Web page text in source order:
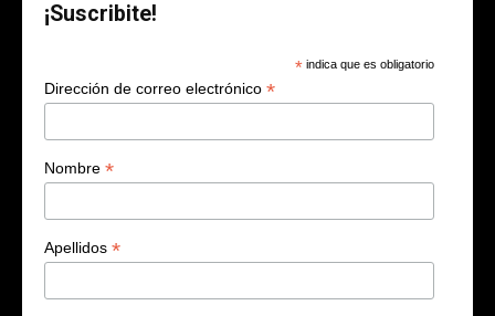
¡Suscribite!
* indica que es obligatorio
Dirección de correo electrónico *
Nombre *
Apellidos *